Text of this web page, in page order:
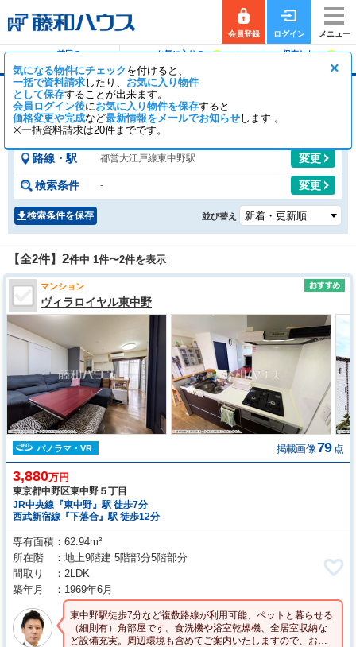
会員登録 ログイン メニュー
前回の
お気に入りの
保存した
×
気になる物件にチェックを付けると、
一括で資料請求したり、 お気に入り物件
として保存することが出来ます。
会員ログイン後にお気に入り物件を保存すると
価格変更や完成など最新情報をメールでお知らせします 。
※一括資料請求は20件までです。
東中野駅のマンション
【全2件】 一般公開 2件 会員公開 0 件
路線・駅 都営大江戸線東中野駅 変更
検索条件 - 変更
検索条件を保存 並び替え
【全2件】 2件中 1件〜2件を表示
マンション
ヴィラロイヤル東中野
パノラマ・VR 掲載画像79 点
3,880万円
東京都中野区東中野５丁目
JR中央線『東中野』駅 徒歩7分
西武新宿線『下落合』駅 徒歩12分
専有面積
62.94m²
所在階
地上9階建 5階部分5階部分
間取り
2LDK
築年月
1969年6月
東中野駅徒歩7分など複数路線が利用可能、ペットと暮らせる
（細則有）角部屋です。食洗機や浴室乾燥機、全居室収納な
ど設備充実。周辺環境も含めてご案内いたしますので、お気